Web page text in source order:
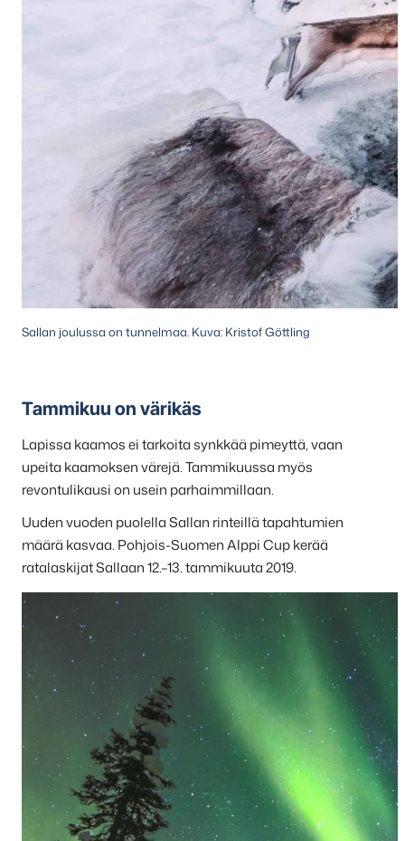
Sallan joulussa on tunnelmaa. Kuva: Kristof Göttling
Tammikuu on värikäs
Lapissa kaamos ei tarkoita synkkää pimeyttä, vaan
upeita kaamoksen värejä. Tammikuussa myös
revontulikausi on usein parhaimmillaan.
Uuden vuoden puolella Sallan rinteillä tapahtumien
määrä kasvaa. Pohjois-Suomen Alppi Cup kerää
ratalaskijat Sallaan 12.–13. tammikuuta 2019.